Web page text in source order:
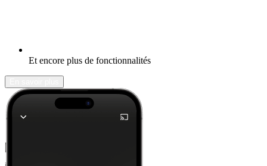
Et encore plus de fonctionnalités